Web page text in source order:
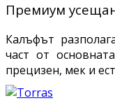
Премиум
Калъфът
част от
прецизен, мек и